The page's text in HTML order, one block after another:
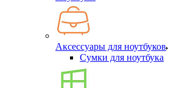
Аксессуары для ноутбуков
Сумки для ноутбука